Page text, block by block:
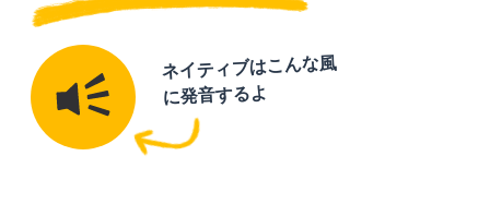
ネイティブはこんな風
に発音するよ